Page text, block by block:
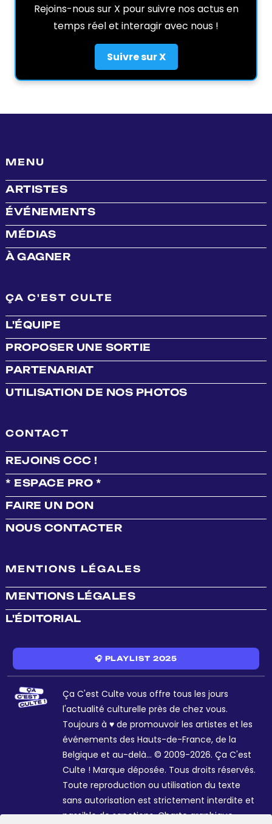
Rejoins-nous sur X pour suivre nos actus en
temps réel et interagir avec nous !
Suivre sur X
MENU
ARTISTES
ÉVÉNEMENTS
MÉDIAS
À GAGNER
ÇA C'EST CULTE
L'ÉQUIPE
PROPOSER UNE SORTIE
PARTENARIAT
UTILISATION DE NOS PHOTOS
CONTACT
REJOINS CCC !
* ESPACE PRO *
FAIRE UN DON
NOUS CONTACTER
MENTIONS LÉGALES
MENTIONS LÉGALES
L'ÉDITORIAL
🎧 PLAYLIST 2025
Ça C'est Culte vous offre tous les jours
l'actualité culturelle près de chez vous.
Toujours à ♥ de promouvoir les artistes et les
événements des Hauts-de-France, de la
Belgique et au-delà... © 2009-2026. Ça C'est
Culte ! Marque déposée. Tous droits réservés.
Toute reproduction ou utilisation du texte
sans autorisation est strictement interdite et
passible de sanctions. Charte graphique